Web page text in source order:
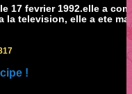
17 fevrier 1992.elle a
la television, elle a ete
!